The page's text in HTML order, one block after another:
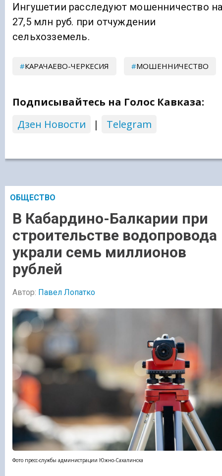
Ингушетии расследуют мошенничество
27,5 млн руб. при отчуждении
сельхозземель.
КАРАЧАЕВО-ЧЕРКЕСИЯ МОШЕННИЧЕСТВО
Подписывайтесь на Голос Кавказа:
Дзен Новости
| Telegram
ОБЩЕСТВО
В Кабардино-Балкарии при
строительстве водопровода
украли семь миллионов
рублей
Автор: Павел Лопатко
Фото пресс-службы администрации Южно-Сахалинска